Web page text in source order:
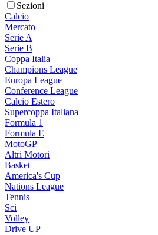
Sezioni
Calcio
Mercato
Serie A
Serie B
Coppa Italia
Champions League
Europa League
Conference League
Calcio Estero
Supercoppa Italiana
Formula 1
Formula E
MotoGP
Altri Motori
Basket
America's Cup
Nations League
Tennis
Sci
Volley
Drive UP